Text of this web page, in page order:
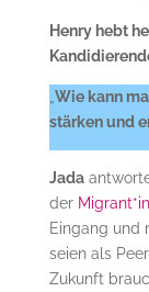
Henry hebt
Wie kann
stärken und
Jada
der
Eingang und
seien als
Zukunft